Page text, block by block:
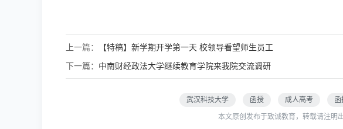
上一篇：
【特稿】新学期开学第一天 校领导看望师生员工
下一篇： 中南财经政法大学继续教育学院来我院交流调研
武汉科技大学 函授 成人高考
本文原创发布于致诚教育，转载请注明